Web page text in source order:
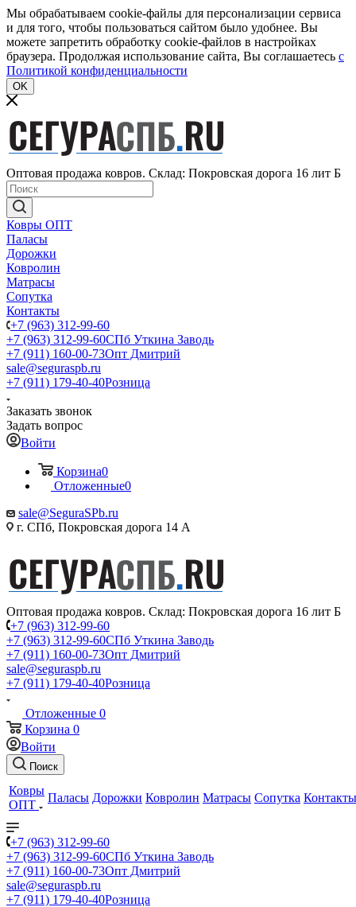
Мы обрабатываем cookie-файлы для персонализации сервиса
и для того, чтобы пользоваться сайтом было удобнее. Вы
можете запретить обработку cookie-файлов в настройках
браузера. Продолжая использование сайта, Вы соглашаетесь c
Политикой конфиденциальности
OK
Оптовая продажа ковров. Склад: Покровская дорога 16 лит Б
Ковры ОПТ
Паласы
Дорожки
Ковролин
Матрасы
Сопутка
Контакты
+7 (963) 312-99-60
+7 (963) 312-99-60СПб Уткина Заводь
+7 (911) 160-00-73Опт Дмитрий
sale@seguraspb.ru
+7 (911) 179-40-40Розница
Заказать звонок
Задать вопрос
Войти
Корзина0
Отложенные0
sale@SeguraSPb.ru
г. СПб, Покровская дорога 14 А
Оптовая продажа ковров. Склад: Покровская дорога 16 лит Б
+7 (963) 312-99-60
+7 (963) 312-99-60СПб Уткина Заводь
+7 (911) 160-00-73Опт Дмитрий
sale@seguraspb.ru
+7 (911) 179-40-40Розница
Отложенные 0
Корзина 0
Войти
Поиск
Ковры
ОПТ
Паласы Дорожки Ковролин Матрасы Сопутка Контакты
+7 (963) 312-99-60
+7 (963) 312-99-60СПб Уткина Заводь
+7 (911) 160-00-73Опт Дмитрий
sale@seguraspb.ru
+7 (911) 179-40-40Розница